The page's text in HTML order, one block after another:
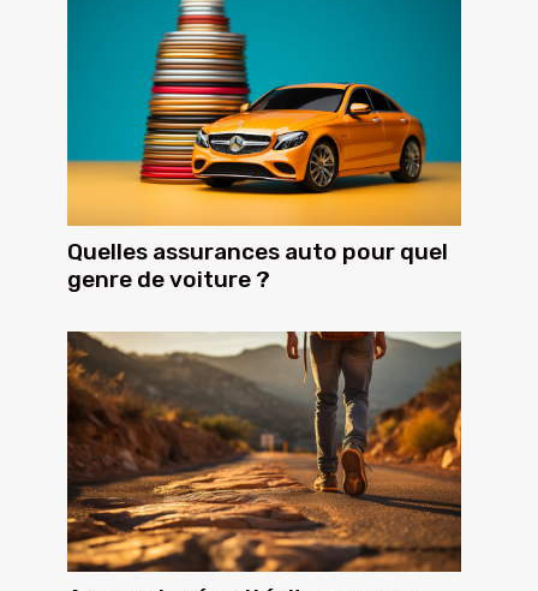
Quelles assurances auto pour quel
genre de voiture ?